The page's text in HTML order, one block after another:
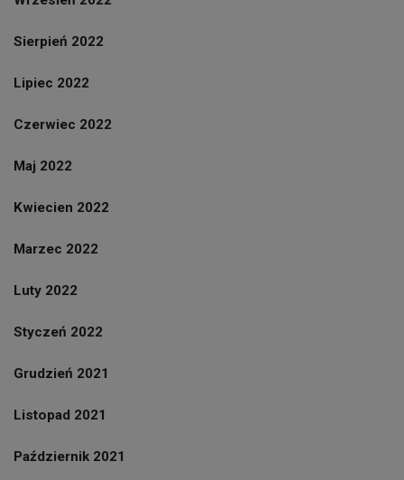
Sierpień 2022
Lipiec 2022
Czerwiec 2022
Maj 2022
Kwiecien 2022
Marzec 2022
Luty 2022
Styczeń 2022
Grudzień 2021
Listopad 2021
Październik 2021